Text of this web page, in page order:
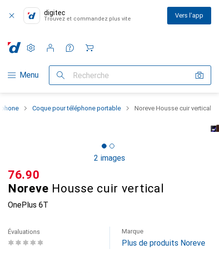
digitec
Trouvez et commandez plus vite Vers l'app
Navigation par catégorie
Menu Recherche
Paramètres
Compte client
Listes de comparaison
Listes d'envies
Panier
Coque pour téléphone portable Noreve Housse cuir vertical
2 images
Noreve Housse cuir vertical
OnePlus 6T
CHF
76.90
Évaluations Marque
Plus de produits Noreve